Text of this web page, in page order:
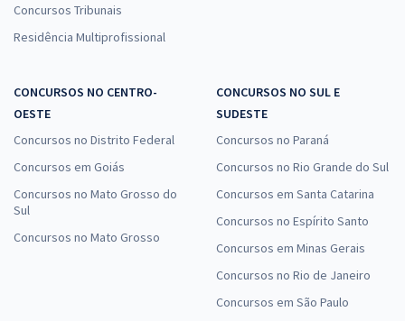
Concursos Tribunais
Residência Multiprofissional
CONCURSOS NO CENTRO-
OESTE
Concursos no Distrito Federal
Concursos em Goiás
Concursos no Mato Grosso do
Sul
Concursos no Mato Grosso
CONCURSOS NO SUL E
SUDESTE
Concursos no Paraná
Concursos no Rio Grande do Sul
Concursos em Santa Catarina
Concursos no Espírito Santo
Concursos em Minas Gerais
Concursos no Rio de Janeiro
Concursos em São Paulo